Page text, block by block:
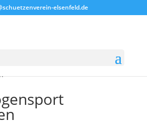
elsenfeld.de